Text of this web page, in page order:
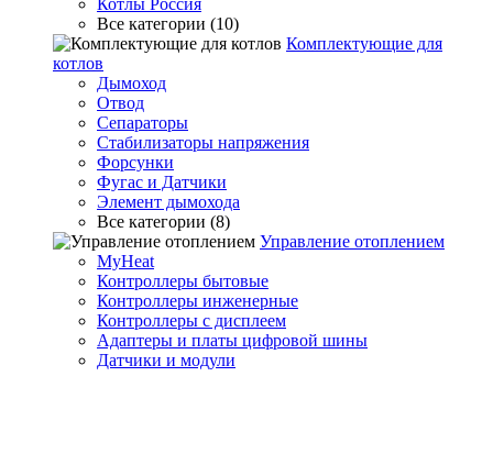
Котлы Россия
Все категории (10)
Комплектующие для
котлов
Дымоход
Отвод
Сепараторы
Стабилизаторы напряжения
Форсунки
Фугас и Датчики
Элемент дымохода
Все категории (8)
Управление отоплением
MyHeat
Контроллеры бытовые
Контроллеры инженерные
Контроллеры с дисплеем
Адаптеры и платы цифровой шины
Датчики и модули